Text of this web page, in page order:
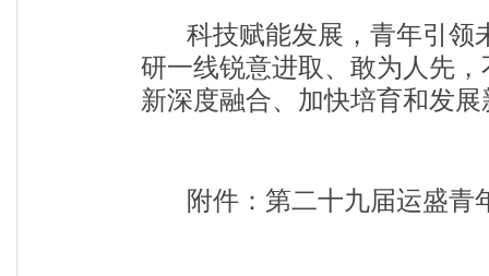
科技赋能发展，青年引领
研一线锐意进取、敢为人先
新深度融合、加快培育和发
附件：第二十九届运盛青